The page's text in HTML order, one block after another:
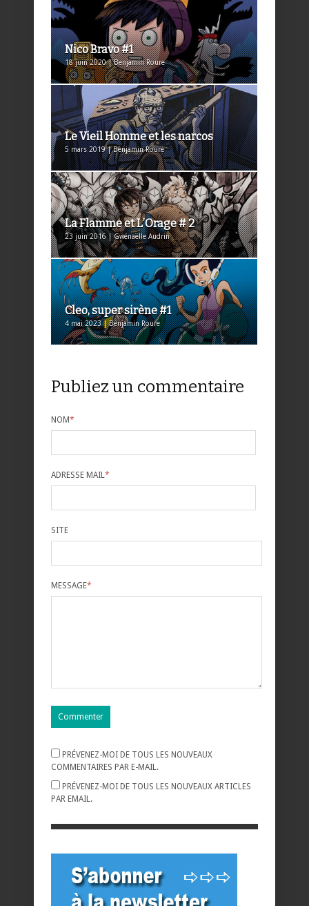
Nico Bravo #1
18 juin 2020 | Benjamin Roure
Le Vieil Homme et les narcos
5 mars 2019 | Benjamin Roure
La Flamme et L’Orage # 2
23 juin 2016 | Gwénaëlle Audrin
Cleo, super sirène #1
4 mai 2023 | Benjamin Roure
Publiez un commentaire
NOM*
ADRESSE MAIL*
SITE
MESSAGE*
PRÉVENEZ-MOI DE TOUS LES NOUVEAUX
COMMENTAIRES PAR E-MAIL.
PRÉVENEZ-MOI DE TOUS LES NOUVEAUX ARTICLES
PAR EMAIL.